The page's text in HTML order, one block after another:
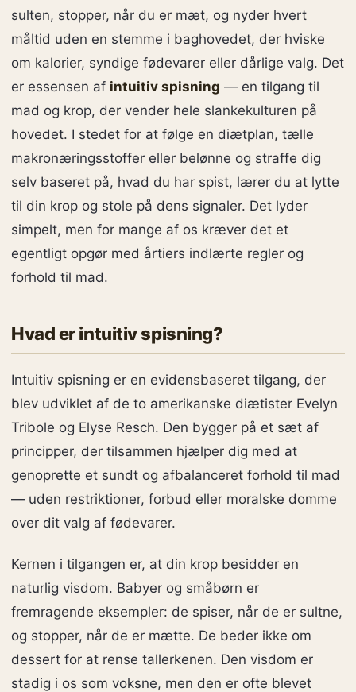
sulten, stopper, når du er mæt, og nyder hvert
måltid uden en stemme i baghovedet, der hviske
om kalorier, syndige fødevarer eller dårlige valg. Det
er essensen af intuitiv spisning — en tilgang til
mad og krop, der vender hele slankekulturen på
hovedet. I stedet for at følge en diætplan, tælle
makronæringsstoffer eller belønne og straffe dig
selv baseret på, hvad du har spist, lærer du at lytte
til din krop og stole på dens signaler. Det lyder
simpelt, men for mange af os kræver det et
egentligt opgør med årtiers indlærte regler og
forhold til mad.
Hvad er intuitiv spisning?
Intuitiv spisning er en evidensbaseret tilgang, der
blev udviklet af de to amerikanske diætister Evelyn
Tribole og Elyse Resch. Den bygger på et sæt af
principper, der tilsammen hjælper dig med at
genoprette et sundt og afbalanceret forhold til mad
— uden restriktioner, forbud eller moralske domme
over dit valg af fødevarer.
Kernen i tilgangen er, at din krop besidder en
naturlig visdom. Babyer og småbørn er
fremragende eksempler: de spiser, når de er sultne,
og stopper, når de er mætte. De beder ikke om
dessert for at rense tallerkenen. Den visdom er
stadig i os som voksne, men den er ofte blevet